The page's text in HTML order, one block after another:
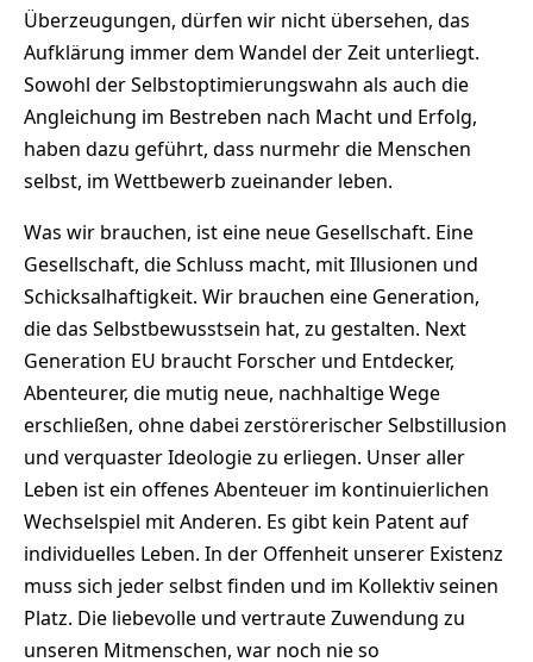
Überzeugungen, dürfen wir nicht übersehen, das
Aufklärung immer dem Wandel der Zeit unterliegt.
Sowohl der Selbstoptimierungswahn als auch die
Angleichung im Bestreben nach Macht und Erfolg,
haben dazu geführt, dass nurmehr die Menschen
selbst, im Wettbewerb zueinander leben.
Was wir brauchen, ist eine neue Gesellschaft. Eine
Gesellschaft, die Schluss macht, mit Illusionen und
Schicksalhaftigkeit. Wir brauchen eine Generation,
die das Selbstbewusstsein hat, zu gestalten. Next
Generation EU braucht Forscher und Entdecker,
Abenteurer, die mutig neue, nachhaltige Wege
erschließen, ohne dabei zerstörerischer Selbstillusion
und verquaster Ideologie zu erliegen. Unser aller
Leben ist ein offenes Abenteuer im kontinuierlichen
Wechselspiel mit Anderen. Es gibt kein Patent auf
individuelles Leben. In der Offenheit unserer Existenz
muss sich jeder selbst finden und im Kollektiv seinen
Platz. Die liebevolle und vertraute Zuwendung zu
unseren Mitmenschen, war noch nie so